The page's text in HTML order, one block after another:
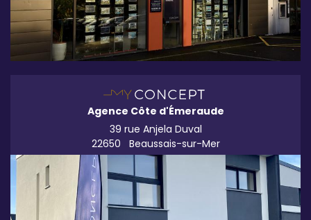
Agence Côte d'Émeraude
39 rue Anjela Duval
22650
Beaussais-sur-Mer